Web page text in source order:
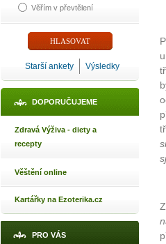
Věřím v převtělení
Starší ankety Výsledky
DOPORUČUJEME
Zdravá Výživa - diety a
recepty
Věštění online
Kartářky na Ezoterika.cz
PRO VÁS